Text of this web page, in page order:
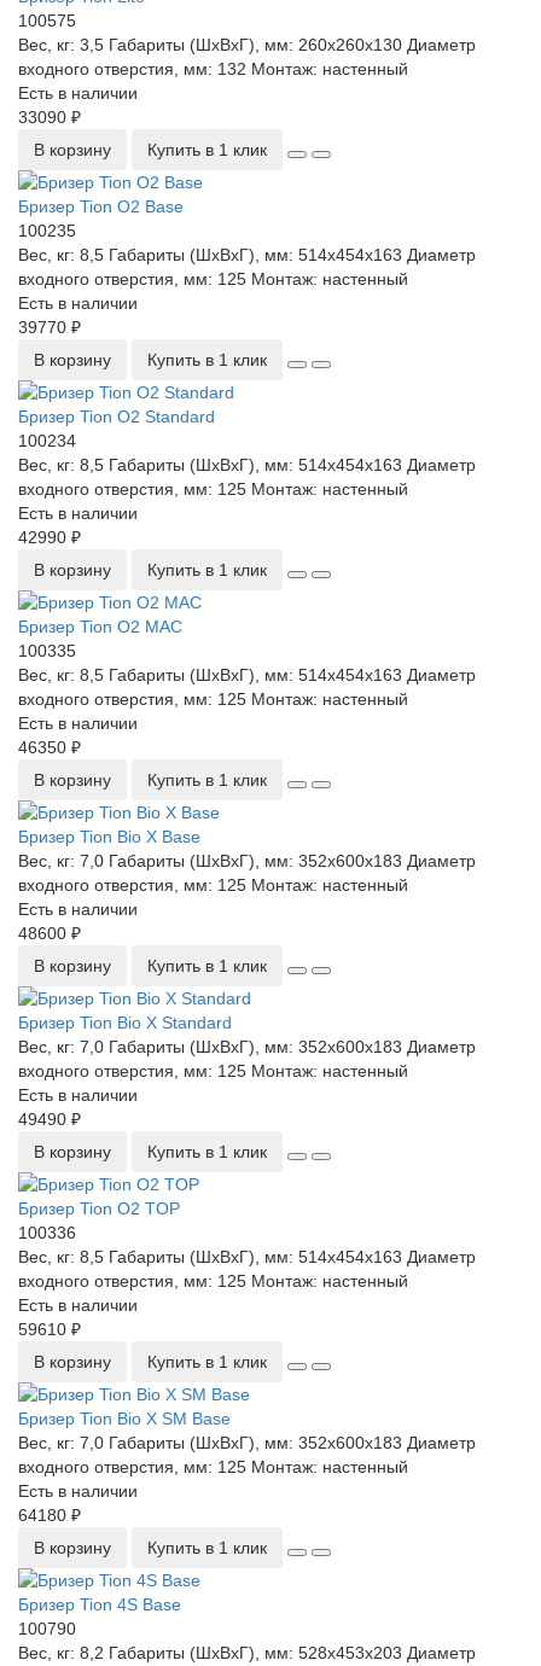
100575
Вес, кг: 3,5 Габариты (ШхВхГ), мм: 260x260x130 Диаметр
входного отверстия, мм: 132 Монтаж: настенный
Есть в наличии
33090 ₽
В корзину
Купить в 1 клик
Бризер Tion O2 Base
100235
Вес, кг: 8,5 Габариты (ШхВхГ), мм: 514х454х163 Диаметр
входного отверстия, мм: 125 Монтаж: настенный
Есть в наличии
39770 ₽
В корзину
Купить в 1 клик
Бризер Tion O2 Standard
100234
Вес, кг: 8,5 Габариты (ШхВхГ), мм: 514х454х163 Диаметр
входного отверстия, мм: 125 Монтаж: настенный
Есть в наличии
42990 ₽
В корзину
Купить в 1 клик
Бризер Tion О2 MAC
100335
Вес, кг: 8,5 Габариты (ШхВхГ), мм: 514х454х163 Диаметр
входного отверстия, мм: 125 Монтаж: настенный
Есть в наличии
46350 ₽
В корзину
Купить в 1 клик
Бризер Tion Bio X Base
Вес, кг: 7,0 Габариты (ШхВхГ), мм: 352x600x183 Диаметр
входного отверстия, мм: 125 Монтаж: настенный
Есть в наличии
48600 ₽
В корзину
Купить в 1 клик
Бризер Tion Bio X Standard
Вес, кг: 7,0 Габариты (ШхВхГ), мм: 352x600x183 Диаметр
входного отверстия, мм: 125 Монтаж: настенный
Есть в наличии
49490 ₽
В корзину
Купить в 1 клик
Бризер Tion О2 TOP
100336
Вес, кг: 8,5 Габариты (ШхВхГ), мм: 514х454х163 Диаметр
входного отверстия, мм: 125 Монтаж: настенный
Есть в наличии
59610 ₽
В корзину
Купить в 1 клик
Бризер Tion Bio X SM Base
Вес, кг: 7,0 Габариты (ШхВхГ), мм: 352x600x183 Диаметр
входного отверстия, мм: 125 Монтаж: настенный
Есть в наличии
64180 ₽
В корзину
Купить в 1 клик
Бризер Tion 4S Base
100790
Вес, кг: 8,2 Габариты (ШхВхГ), мм: 528х453х203 Диаметр